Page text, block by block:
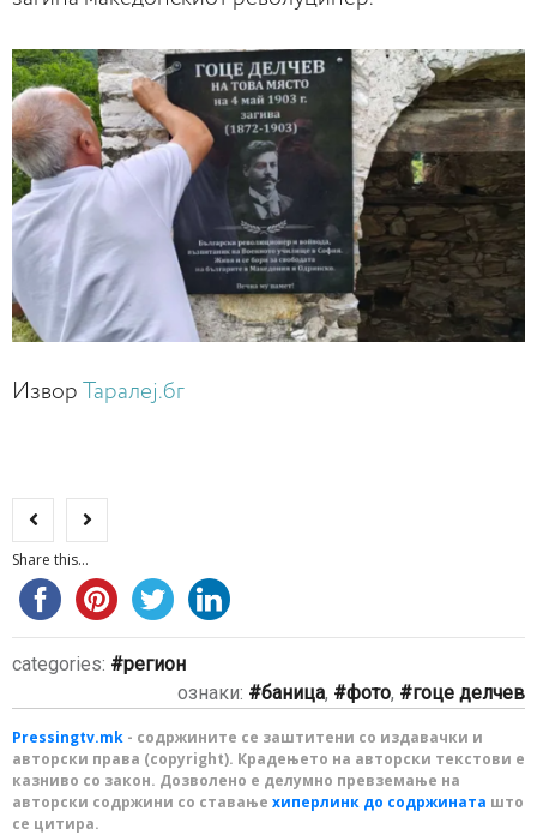
Извор Таралеј.бг
Share this...
categories:
регион
ознаки:
баница, фото, гоце делчев
Pressingtv.mk - содржините се заштитени со издавачки и
авторски права (copyright). Крадењето на авторски текстови е
казниво со закон. Дозволено е делумно превземање на
авторски содржини со ставање хиперлинк до содржината што
се цитира.